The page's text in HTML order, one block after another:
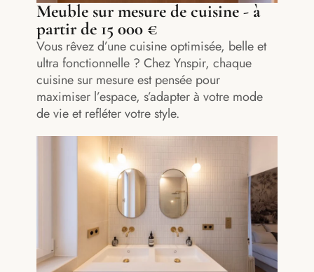
Meuble sur mesure de cuisine - à
partir de 15 000 €
Vous rêvez d’une cuisine optimisée, belle et
ultra fonctionnelle ? Chez Ynspir, chaque
cuisine sur mesure est pensée pour
maximiser l’espace, s’adapter à votre mode
de vie et refléter votre style.